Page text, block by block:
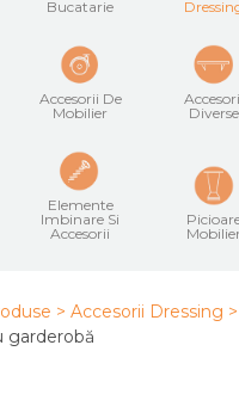
Bucatarie
Accesorii De
Mobilier
Diverse
Elemente
Imbinare Si
Accesorii
> Accesorii Dressing >
garderobă